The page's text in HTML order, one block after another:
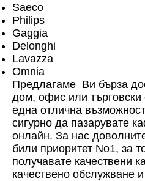
Saeco
Philips
Gaggia
Delonghi
Lavazza
Omnia
Предлагаме Ви бърза
дом, офис или търговски
една отлична
сигурно да пазарувате
онлайн. За нас
били приоритет No1, за
получавате качествени
качествено обслужване